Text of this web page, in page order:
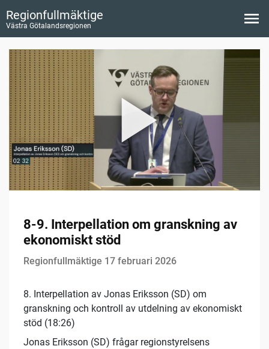
Regionfullmäktige
Västra Götalandsregionen
8-9. Interpellation om granskning av
ekonomiskt stöd
Regionfullmäktige 17 februari 2026
8. Interpellation av Jonas Eriksson (SD) om
granskning och kontroll av utdelning av ekonomiskt
stöd (18:26)
Jonas Eriksson (SD) frågar regionstyrelsens